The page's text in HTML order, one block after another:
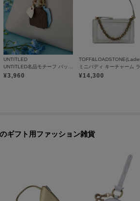
UNTITLED
UNTITLED名品モチーフ バッグチャーム
¥3,960 ¥14,300
ギフト用ファッション雑貨